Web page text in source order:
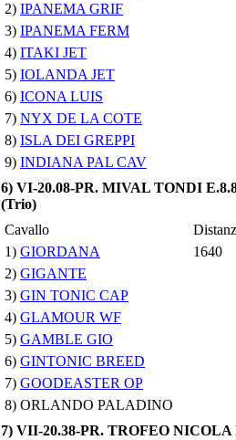
2) IPANEMA GRIF
3) IPANEMA FERM
4) ITAKI JET
5) IOLANDA JET
6) ICONA LUIS
7) NYX DE LA COTE
8) ISLA DEI GREPPI
9) INDIANA PAL CAV
6) VI-20.08-PR. MIVAL TONDI
(Trio)
Cavallo
1) GIORDANA 1640
2) GIGANTE
3) GIN TONIC CAP
4) GLAMOUR WF
5) GAMBLE GIO
6) GINTONIC BREED
7) GOODEASTER OP
8) ORLANDO PALADINO
7) VII-20.38-PR. TROFEO